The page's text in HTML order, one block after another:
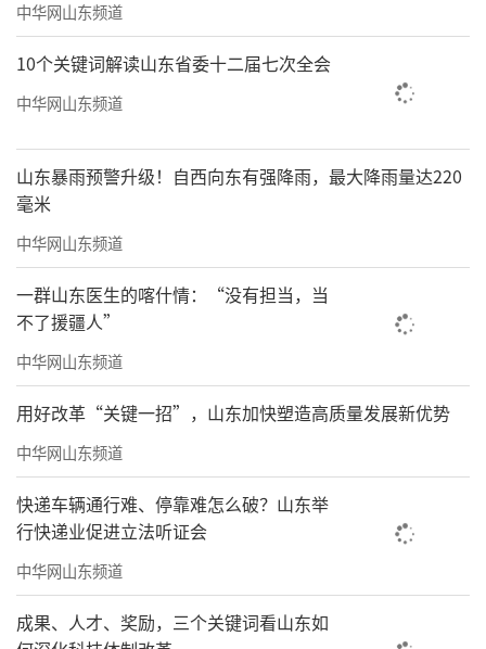
中华网山东频道
10个关键词解读山东省委十二届七次全会
中华网山东频道
山东暴雨预警升级！自西向东有强降雨，最大降雨量达220
毫米
中华网山东频道
一群山东医生的喀什情：“没有担当，当
不了援疆人”
中华网山东频道
用好改革“关键一招”，山东加快塑造高质量发展新优势
中华网山东频道
快递车辆通行难、停靠难怎么破？山东举
行快递业促进立法听证会
中华网山东频道
成果、人才、奖励，三个关键词看山东如